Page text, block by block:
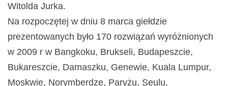
Witolda Jurka.
Na rozpoczętej w dniu 8 marca giełdzie
prezentowanych było 170 rozwiązań wyróżnionych
w 2009 r w Bangkoku, Brukseli, Budapeszcie,
Bukareszcie, Damaszku, Genewie, Kuala Lumpur,
Moskwie, Norymberdze, Paryżu, Seulu,